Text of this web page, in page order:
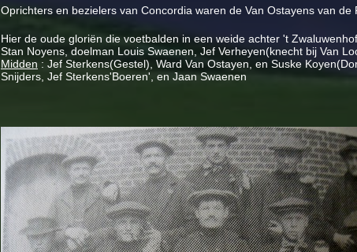
Oprichters en bezielers van Concordia waren de Van Ostayens van de
Hier de oude gloriën die voetbalden in een weide achter 't
Stan Noyens, doelman Louis Swaenen, Jef Verheyen(knecht bij Van
Midden : Jef Sterkens(Gestel), Ward Van Ostayen, en Suske
Snijders, Jef Sterkens'Boeren', en Jaan Swaenen